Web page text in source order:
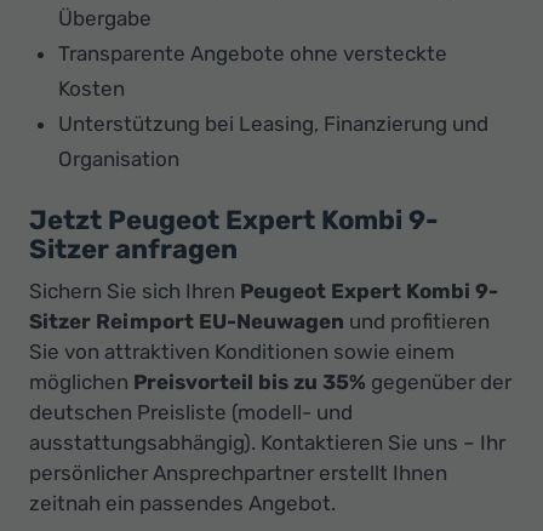
Übergabe
Transparente Angebote ohne versteckte
Kosten
Unterstützung bei Leasing, Finanzierung und
Organisation
Jetzt Peugeot Expert Kombi 9-
Sitzer anfragen
Sichern Sie sich Ihren Peugeot Expert Kombi 9-
Sitzer Reimport EU-Neuwagen und profitieren
Sie von attraktiven Konditionen sowie einem
möglichen Preisvorteil bis zu 35% gegenüber der
deutschen Preisliste (modell- und
ausstattungsabhängig). Kontaktieren Sie uns – Ihr
persönlicher Ansprechpartner erstellt Ihnen
zeitnah ein passendes Angebot.